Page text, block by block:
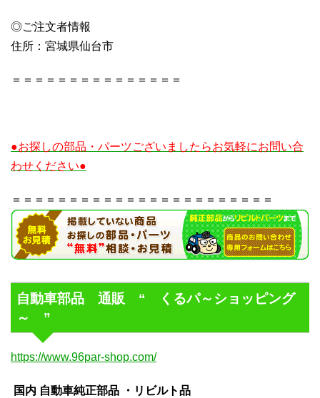
◎ご注文者情報
住所：宮城県仙台市
＝＝＝＝＝＝＝＝＝＝＝＝＝＝＝
●お探しの部品・パーツございましたらお気軽にお問い合
わせください●
＝＝＝＝＝＝＝＝＝＝＝＝＝＝＝＝＝＝＝＝＝＝＝
自動車部品 通販 “ くるパ～ショッピング
～ ”
https://www.96par-shop.com/
国内 自動車純正部品 ・リビルト品